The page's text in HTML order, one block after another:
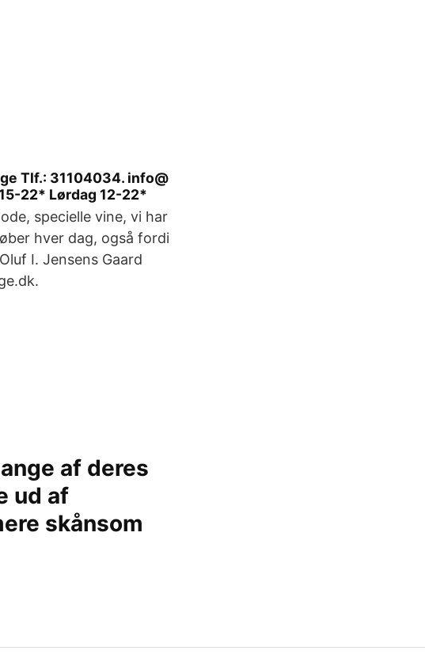
Tlf.: 31104034. info@
22* Lørdag 12-22*
specielle vine, vi har
hver dag, også fordi
I. Jensens Gaard
af deres
ud af
skånsom